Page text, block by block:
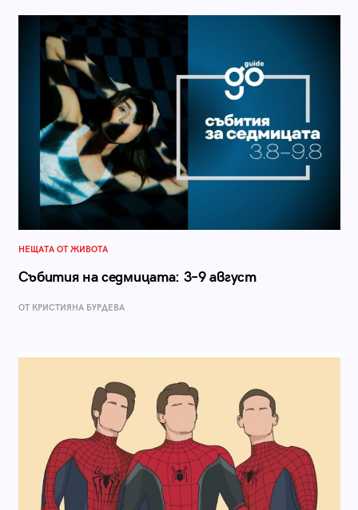
НЕЩАТА ОТ ЖИВОТА
Събития на седмицата: 3–9 август
ОТ КРИСТИЯНА БУРДЕВА